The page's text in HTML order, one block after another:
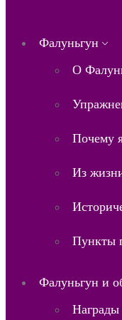
Фалуньгун
О
Почему
Из
Пункты
Фалуньгун и
Награды